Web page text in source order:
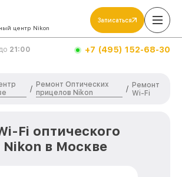
центр Nikon
Записаться
21:00 +7 (495) 152-68-30
/
Ремонт Оптических
прицелов Nikon
/ Ремонт
Wi-Fi
Fi оптического
в Москве